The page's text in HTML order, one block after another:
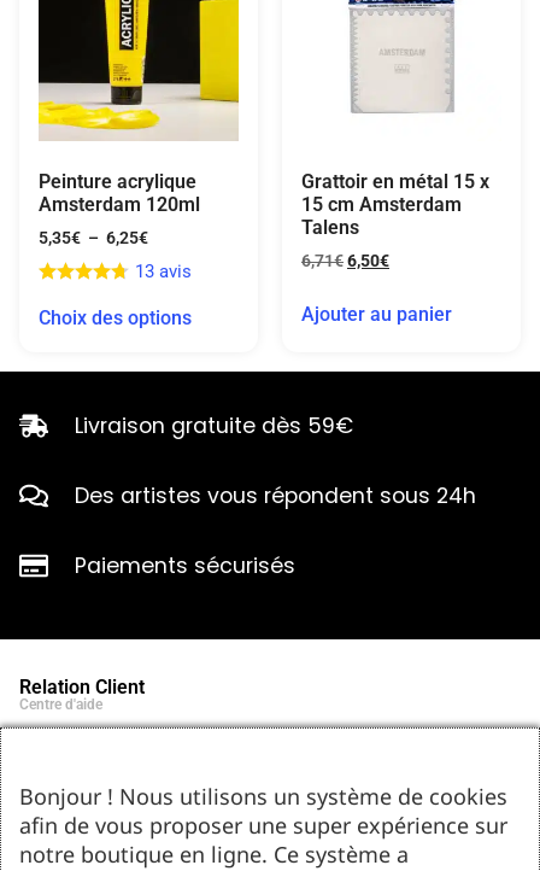
Peinture acrylique
Amsterdam 120ml
5,35€ – 6,25€
13 avis
Choix des options
Grattoir en métal 15 x
15 cm Amsterdam
Talens
6,71€6,50€
Ajouter au panier
Livraison gratuite dès 59€
Des artistes vous répondent sous 24h
Paiements sécurisés
Relation Client
Centre d'aide
Contact
Tel : 05.55.75.03.00
Email : contact@bozar-passion.com
Bozar Passion SARL
Bonjour ! Nous utilisons un système de cookies
afin de vous proposer une super expérience sur
notre boutique en ligne. Ce système a